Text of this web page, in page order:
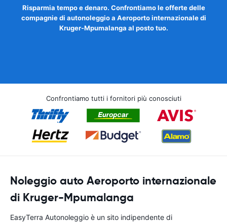
Risparmia tempo e denaro. Confrontiamo le offerte delle
compagnie di autonoleggio a Aeroporto internazionale di
Kruger-Mpumalanga al posto tuo.
Confrontiamo tutti i fornitori più conosciuti
Noleggio auto Aeroporto internazionale
di Kruger-Mpumalanga
EasyTerra Autonoleggio è un sito indipendente di